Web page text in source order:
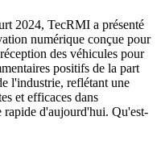
2024, TecRMI a présenté
numérique conçue pour
des véhicules pour
positifs de la part
l'industrie, reflétant une
et efficaces dans
rapide d'aujourd'hui. Qu'est-